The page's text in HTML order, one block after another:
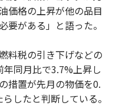
価格の上昇が他の品目
要がある」と語った。
料税の引き下げなどの
同月比で3.7%上昇し
措置が先月の物価を0.
したと判断している。